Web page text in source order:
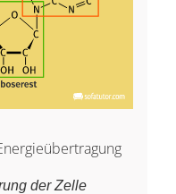
der Zelle